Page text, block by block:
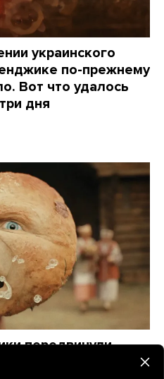
украинского
по-прежнему
Вот что удалось
дня
передвинули
паука»,